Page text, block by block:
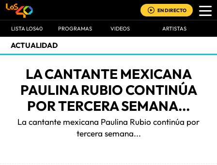
EN DIRECTO
LISTA LOS40 PROGRAMAS VIDEOS ARTISTAS
ACTUALIDAD
LA CANTANTE MEXICANA
PAULINA RUBIO CONTINÚA
POR TERCERA SEMANA...
La cantante mexicana Paulina Rubio continúa por
tercera semana...